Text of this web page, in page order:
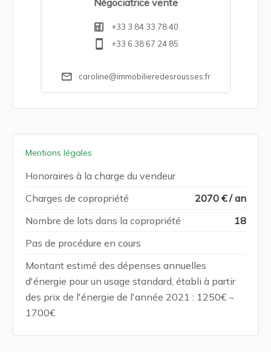
Négociatrice vente
+33 3 84 33 78 40
+33 6 38 67 24 85
caroline@immobilieredesrousses.fr
Mentions légales
Honoraires à la charge du vendeur
Charges de copropriété
2070 € / an
Nombre de lots dans la copropriété
18
Pas de procédure en cours
Montant estimé des dépenses annuelles
d'énergie pour un usage standard, établi à partir
des prix de l'énergie de l'année 2021 : 1250€ ~
1700€